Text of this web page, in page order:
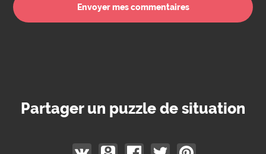
Partager un puzzle de situation